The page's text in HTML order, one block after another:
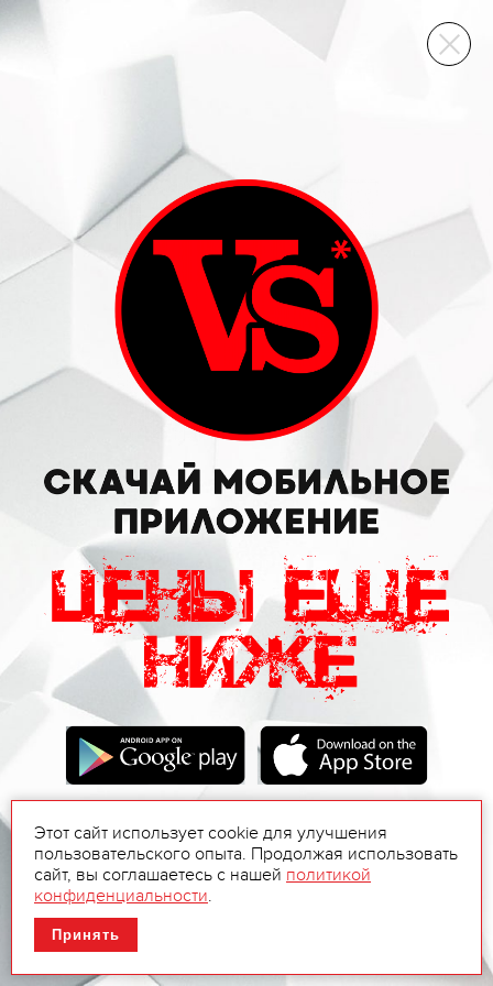
ВИННЫЙ СКЛАД
Этот сайт использует cookie для улучшения
пользовательского опыта. Продолжая использовать
сайт, вы соглашаетесь с нашей политикой
конфиденциальности.
Принять